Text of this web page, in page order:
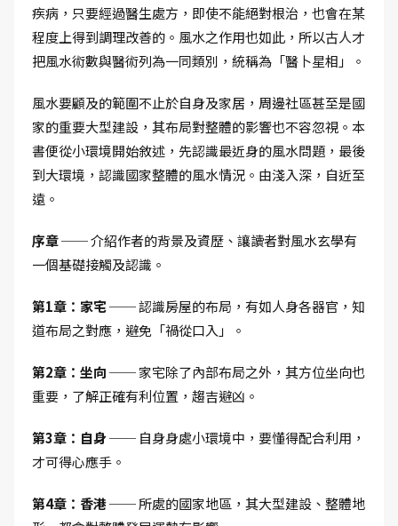
疾病，只要經過醫生處方，即使不能絕對根治，也會在某
程度上得到調理改善的。風水之作用也如此，所以古人才
把風水術數與醫術列為一同類別，統稱為「醫卜星相」。
風水要顧及的範圍不止於自身及家居，周邊社區甚至是國
家的重要大型建設，其布局對整體的影響也不容忽視。本
書便從小環境開始敘述，先認識最近身的風水問題，最後
到大環境，認識國家整體的風水情況。由淺入深，自近至
遠。
序章 ──介紹作者的背景及資歷、讓讀者對風水玄學有
一個基礎接觸及認識。
第1章：家宅 ──認識房屋的布局，有如人身各器官，知
道布局之對應，避免「禍從口入」。
第2章：坐向 ──家宅除了內部布局之外，其方位坐向也
重要，了解正確有利位置，趨吉避凶。
第3章：自身 ── 自身身處小環境中，要懂得配合利用，
才可得心應手。
第4章：香港 ──所處的國家地區，其大型建設、整體地